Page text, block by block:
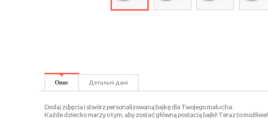
Опис Детальні дані
Dodaj zdjęcia i stwórz personalizowaną bajkę dla Twojego malucha.
Każde dziecko marzy o tym, aby zostać główną postacią bajki! Teraz to możliwe!